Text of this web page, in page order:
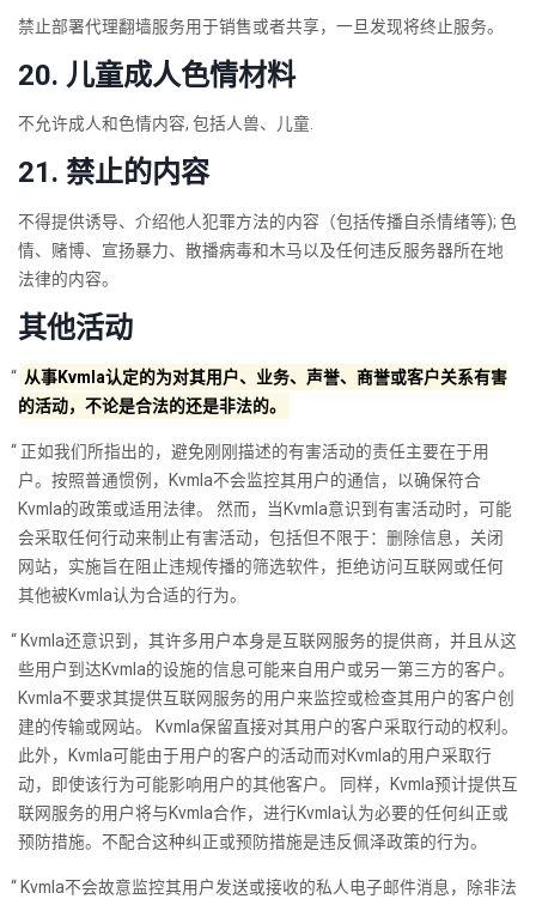
禁止部署代理翻墙服务用于销售或者共享，一旦发现将终止服务。
20. 儿童成人色情材料
不允许成人和色情内容, 包括人兽、儿童.
21. 禁止的内容
不得提供诱导、介绍他人犯罪方法的内容（包括传播自杀情绪等); 色
情、赌博、宣扬暴力、散播病毒和木马以及任何违反服务器所在地
法律的内容。
其他活动
从事Kvmla认定的为对其用户、业务、声誉、商誉或客户关系有害
的活动，不论是合法的还是非法的。
正如我们所指出的，避免刚刚描述的有害活动的责任主要在于用
户。按照普通惯例，Kvmla不会监控其用户的通信，以确保符合
Kvmla的政策或适用法律。 然而，当Kvmla意识到有害活动时，可能
会采取任何行动来制止有害活动，包括但不限于：删除信息，关闭
网站，实施旨在阻止违规传播的筛选软件，拒绝访问互联网或任何
其他被Kvmla认为合适的行为。
Kvmla还意识到，其许多用户本身是互联网服务的提供商，并且从这
些用户到达Kvmla的设施的信息可能来自用户或另一第三方的客户。
Kvmla不要求其提供互联网服务的用户来监控或检查其用户的客户创
建的传输或网站。 Kvmla保留直接对其用户的客户采取行动的权利。
此外，Kvmla可能由于用户的客户的活动而对Kvmla的用户采取行
动，即使该行为可能影响用户的其他客户。 同样，Kvmla预计提供互
联网服务的用户将与Kvmla合作，进行Kvmla认为必要的任何纠正或
预防措施。不配合这种纠正或预防措施是违反佩泽政策的行为。
Kvmla不会故意监控其用户发送或接收的私人电子邮件消息，除非法